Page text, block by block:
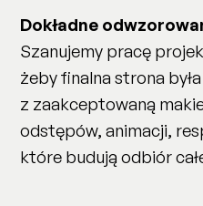
Dokładne
Szanujemy pracę
żeby finalna strona
z zaakceptowaną
odstępów, animacji,
które budują odbiór